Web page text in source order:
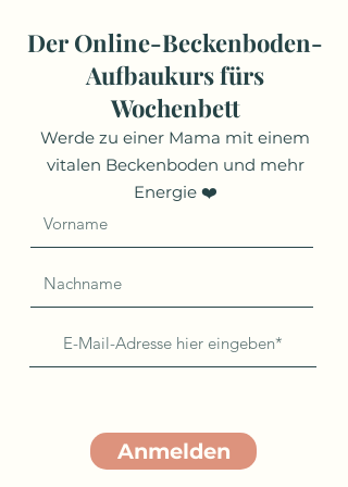
Der Online-Beckenboden-
Aufbaukurs fürs
Wochenbett
Werde zu einer Mama mit einem
vitalen Beckenboden und mehr
Energie ❤️
Anmelden